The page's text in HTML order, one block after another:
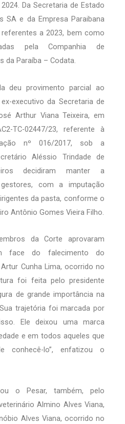
Da Secretaria de Estado
SA e da Empresa Paraibana
a 2023, bem como
pela Companhia de
da Paraíba – Codata.
deu provimento parcial ao
executivo da Secretaria de
Arthur Viana Teixeira, em
TC-02447/23, referente à
nº 016/2017, sob a
Aléssio Trindade de
decidiram manter a
com a imputação
da pasta, conforme o
Antônio Gomes Vieira Filho.
da Corte aprovaram
face do falecimento do
Cunha Lima, ocorrido no
foi feita pelo presidente
de grande importância na
trajetória foi marcada por
Ele deixou uma marca
e em todos aqueles que
conhecê-lo”, enfatizou o
o Pesar, também, pelo
Almino Alves Viana,
Alves Viana, ocorrido no